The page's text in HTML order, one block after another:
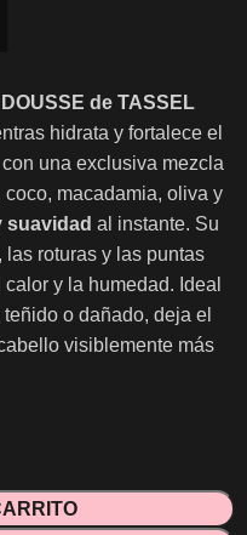
de TASSEL
hidrata y fortalece el
una exclusiva mezcla
macadamia, oliva y
suavidad al instante. Su
roturas y las puntas
y la humedad. Ideal
o dañado, deja el
visiblemente más